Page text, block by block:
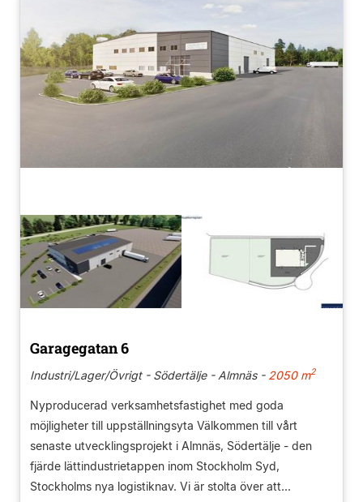
Garagegatan 6
Industri/Lager/Övrigt - Södertälje - Almnäs -2050 m2
Nyproducerad verksamhetsfastighet med goda
möjligheter till uppställningsyta Välkommen till vårt
senaste utvecklingsprojekt i Almnäs, Södertälje - den
fjärde lättindustrietappen inom Stockholm Syd,
Stockholms nya logistiknav. Vi är stolta över att...